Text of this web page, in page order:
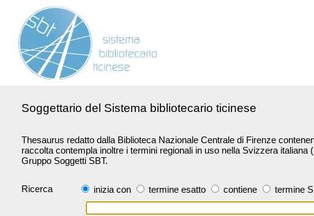
Soggettario del Sistema bibliotecario ticinese
Thesaurus redatto dalla Biblioteca Nazionale Centrale di Firenze
raccolta contempla inoltre i termini regionali in uso nella Svizzera italiana
Gruppo Soggetti SBT.
Ricerca inizia con termine esatto contiene termine